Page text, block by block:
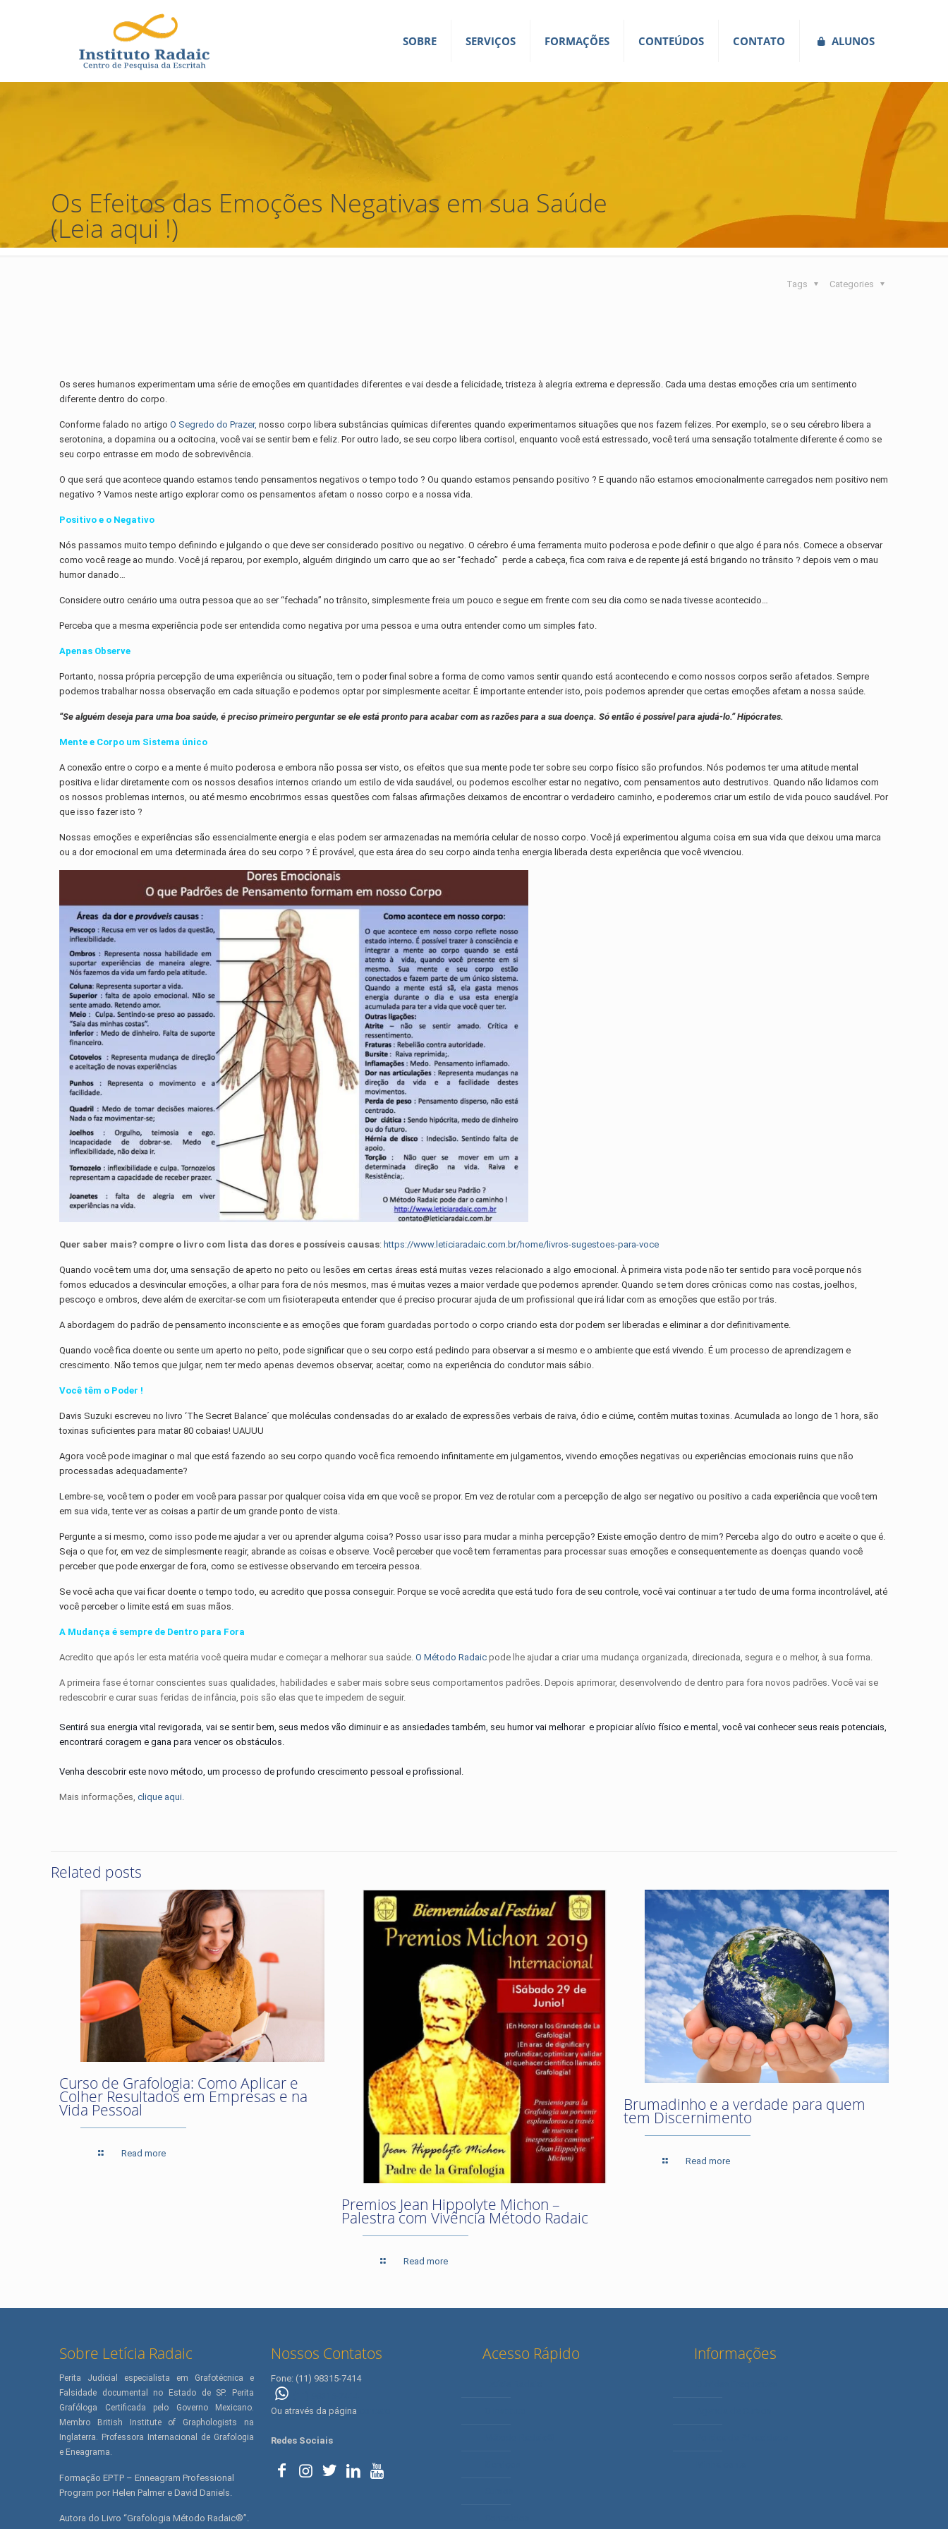
SOBRE SERVIÇOS FORMAÇÕES CONTEÚDOS CONTATO ALUNOS
Os Efeitos das Emoções Negativas em sua Saúde
(Leia aqui !)
Categories
Tags
Os seres humanos experimentam uma série de emoções em quantidades diferentes e vai desde a felicidade, tristeza à alegria extrema e depressão. Cada uma destas emoções cria um sentimento
diferente dentro do corpo.
Conforme falado no artigo O Segredo do Prazer, nosso corpo libera substâncias químicas diferentes quando experimentamos situações que nos fazem felizes. Por exemplo, se o seu cérebro libera a
serotonina, a dopamina ou a ocitocina, você vai se sentir bem e feliz. Por outro lado, se seu corpo libera cortisol, enquanto você está estressado, você terá uma sensação totalmente diferente é como se
seu corpo entrasse em modo de sobrevivência.
O que será que acontece quando estamos tendo pensamentos negativos o tempo todo ? Ou quando estamos pensando positivo ? E quando não estamos emocionalmente carregados nem positivo nem
negativo ? Vamos neste artigo explorar como os pensamentos afetam o nosso corpo e a nossa vida.
Positivo e o Negativo
Nós passamos muito tempo definindo e julgando o que deve ser considerado positivo ou negativo. O cérebro é uma ferramenta muito poderosa e pode definir o que algo é para nós. Comece a observar
como você reage ao mundo. Você já reparou, por exemplo, alguém dirigindo um carro que ao ser “fechado” perde a cabeça, fica com raiva e de repente já está brigando no trânsito ? depois vem o mau
humor danado…
Considere outro cenário uma outra pessoa que ao ser “fechada” no trânsito, simplesmente freia um pouco e segue em frente com seu dia como se nada tivesse acontecido…
Perceba que a mesma experiência pode ser entendida como negativa por uma pessoa e uma outra entender como um simples fato.
Apenas Observe
Portanto, nossa própria percepção de uma experiência ou situação, tem o poder final sobre a forma de como vamos sentir quando está acontecendo e como nossos corpos serão afetados. Sempre
podemos trabalhar nossa observação em cada situação e podemos optar por simplesmente aceitar. É importante entender isto, pois podemos aprender que certas emoções afetam a nossa saúde.
“Se alguém deseja para uma boa saúde, é preciso primeiro perguntar se ele está pronto para acabar com as razões para a sua doença. Só então é possível para ajudá-lo.” Hipócrates.
Mente e Corpo um Sistema único
A conexão entre o corpo e a mente é muito poderosa e embora não possa ser visto, os efeitos que sua mente pode ter sobre seu corpo físico são profundos. Nós podemos ter uma atitude mental
positiva e lidar diretamente com os nossos desafios internos criando um estilo de vida saudável, ou podemos escolher estar no negativo, com pensamentos auto destrutivos. Quando não lidamos com
os nossos problemas internos, ou até mesmo encobrirmos essas questões com falsas afirmações deixamos de encontrar o verdadeiro caminho, e poderemos criar um estilo de vida pouco saudável. Por
que isso fazer isto ?
Nossas emoções e experiências são essencialmente energia e elas podem ser armazenadas na memória celular de nosso corpo. Você já experimentou alguma coisa em sua vida que deixou uma marca
ou a dor emocional em uma determinada área do seu corpo ? É provável, que esta área do seu corpo ainda tenha energia liberada desta experiência que você vivenciou.
Quer saber mais? compre o livro com lista das dores e possíveis causas: https://www.leticiaradaic.com.br/home/livros-sugestoes-para-voce
Quando você tem uma dor, uma sensação de aperto no peito ou lesões em certas áreas está muitas vezes relacionado a algo emocional. À primeira vista pode não ter sentido para você porque nós
fomos educados a desvincular emoções, a olhar para fora de nós mesmos, mas é muitas vezes a maior verdade que podemos aprender. Quando se tem dores crônicas como nas costas, joelhos,
pescoço e ombros, deve além de exercitar-se com um fisioterapeuta entender que é preciso procurar ajuda de um profissional que irá lidar com as emoções que estão por trás.
A abordagem do padrão de pensamento inconsciente e as emoções que foram guardadas por todo o corpo criando esta dor podem ser liberadas e eliminar a dor definitivamente.
Quando você fica doente ou sente um aperto no peito, pode significar que o seu corpo está pedindo para observar a si mesmo e o ambiente que está vivendo. É um processo de aprendizagem e
crescimento. Não temos que julgar, nem ter medo apenas devemos observar, aceitar, como na experiência do condutor mais sábio.
Você têm o Poder !
Davis Suzuki escreveu no livro ‘The Secret Balance´ que moléculas condensadas do ar exalado de expressões verbais de raiva, ódio e ciúme, contêm muitas toxinas. Acumulada ao longo de 1 hora, são
toxinas suficientes para matar 80 cobaias! UAUUU
Agora você pode imaginar o mal que está fazendo ao seu corpo quando você fica remoendo infinitamente em julgamentos, vivendo emoções negativas ou experiências emocionais ruins que não
processadas adequadamente?
Lembre-se, você tem o poder em você para passar por qualquer coisa vida em que você se propor. Em vez de rotular com a percepção de algo ser negativo ou positivo a cada experiência que você tem
em sua vida, tente ver as coisas a partir de um grande ponto de vista.
Pergunte a si mesmo, como isso pode me ajudar a ver ou aprender alguma coisa? Posso usar isso para mudar a minha percepção? Existe emoção dentro de mim? Perceba algo do outro e aceite o que é.
Seja o que for, em vez de simplesmente reagir, abrande as coisas e observe. Você perceber que você tem ferramentas para processar suas emoções e consequentemente as doenças quando você
perceber que pode enxergar de fora, como se estivesse observando em terceira pessoa.
Se você acha que vai ficar doente o tempo todo, eu acredito que possa conseguir. Porque se você acredita que está tudo fora de seu controle, você vai continuar a ter tudo de uma forma incontrolável, até
você perceber o limite está em suas mãos.
A Mudança é sempre de Dentro para Fora
Acredito que após ler esta matéria você queira mudar e começar a melhorar sua saúde. O Método Radaic pode lhe ajudar a criar uma mudança organizada, direcionada, segura e o melhor, à sua forma.
A primeira fase é tornar conscientes suas qualidades, habilidades e saber mais sobre seus comportamentos padrões. Depois aprimorar, desenvolvendo de dentro para fora novos padrões. Você vai se
redescobrir e curar suas feridas de infância, pois são elas que te impedem de seguir.
Sentirá sua energia vital revigorada, vai se sentir bem, seus medos vão diminuir e as ansiedades também, seu humor vai melhorar e propiciar alívio físico e mental, você vai conhecer seus reais potenciais,
encontrará coragem e gana para vencer os obstáculos.
Venha descobrir este novo método, um processo de profundo crescimento pessoal e profissional.
Mais informações, clique aqui.
Related posts
Curso de Grafologia: Como Aplicar e
Colher Resultados em Empresas e na
Vida Pessoal
Read more
Premios Jean Hippolyte Michon –
Palestra com Vivência Método Radaic
Read more
Brumadinho e a verdade para quem
tem Discernimento
Read more
Sobre Letícia Radaic
Perita Judicial especialista em Grafotécnica e
Falsidade documental no Estado de SP. Perita
Grafóloga Certificada pelo Governo Mexicano.
Membro British Institute of Graphologists na
Inglaterra. Professora Internacional de Grafologia
e Eneagrama.
Formação EPTP – Enneagram Professional
Program por Helen Palmer e David Daniels.
Autora do Livro “Grafologia Método Radaic®”.
Nossos Contatos
Fone: (11) 98315-7414
Ou através da página
Redes Sociais
Acesso Rápido Informações